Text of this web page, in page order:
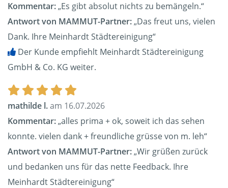
Kommentar:„Es gibt absolut nichts zu bemängeln.“
Antwort von MAMMUT-Partner:„Das freut uns, vielen
Dank. Ihre Meinhardt Städtereinigung“
Der Kunde empfiehlt Meinhardt Städtereinigung
GmbH & Co. KG weiter.
mathilde l.am 16.07.2026
Kommentar:„alles prima + ok, soweit ich das sehen
konnte. vielen dank + freundliche grüsse von m. leh“
Antwort von MAMMUT-Partner:„Wir grüßen zurück
und bedanken uns für das nette Feedback. Ihre
Meinhardt Städtereinigung“